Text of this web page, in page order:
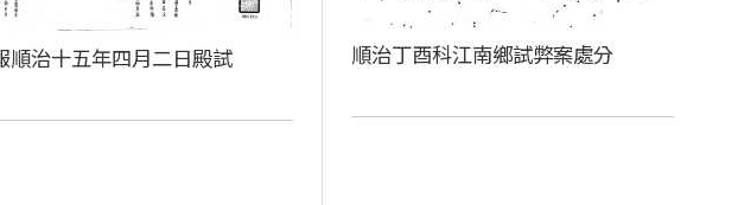
順治丁酉科江南鄉試弊案處分
順治十五年四月二日殿試